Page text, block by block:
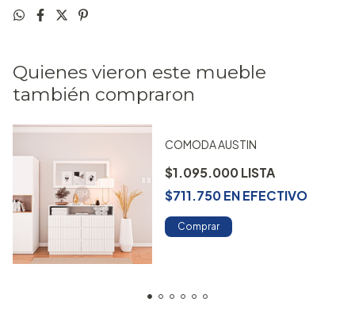
Quienes vieron este mueble
también compraron
COMODA AUSTIN
$1.095.000
$711.750ENEFECTIVO
Comprar